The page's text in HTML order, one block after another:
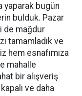
yaparak bugün
bulduk. Pazar
de mağdur
tamamladık ve
hem esnafımıza
mahalle
bir alışveriş
ve daha